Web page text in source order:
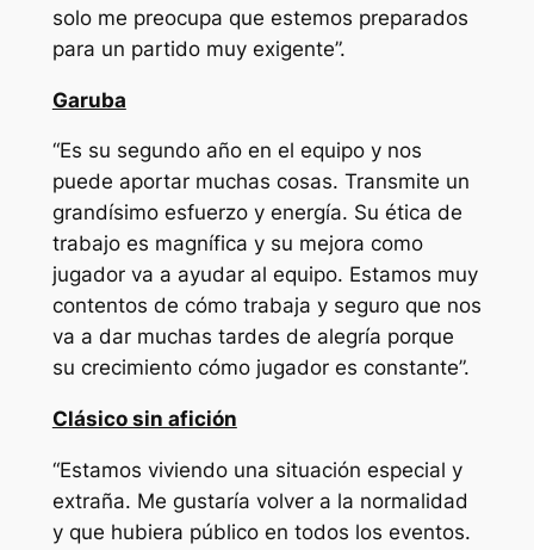
solo me preocupa que estemos preparados
para un partido muy exigente”.
Garuba
“Es su segundo año en el equipo y nos
puede aportar muchas cosas. Transmite un
grandísimo esfuerzo y energía. Su ética de
trabajo es magnífica y su mejora como
jugador va a ayudar al equipo. Estamos muy
contentos de cómo trabaja y seguro que nos
va a dar muchas tardes de alegría porque
su crecimiento cómo jugador es constante”.
Clásico sin afición
“Estamos viviendo una situación especial y
extraña. Me gustaría volver a la normalidad
y que hubiera público en todos los eventos.